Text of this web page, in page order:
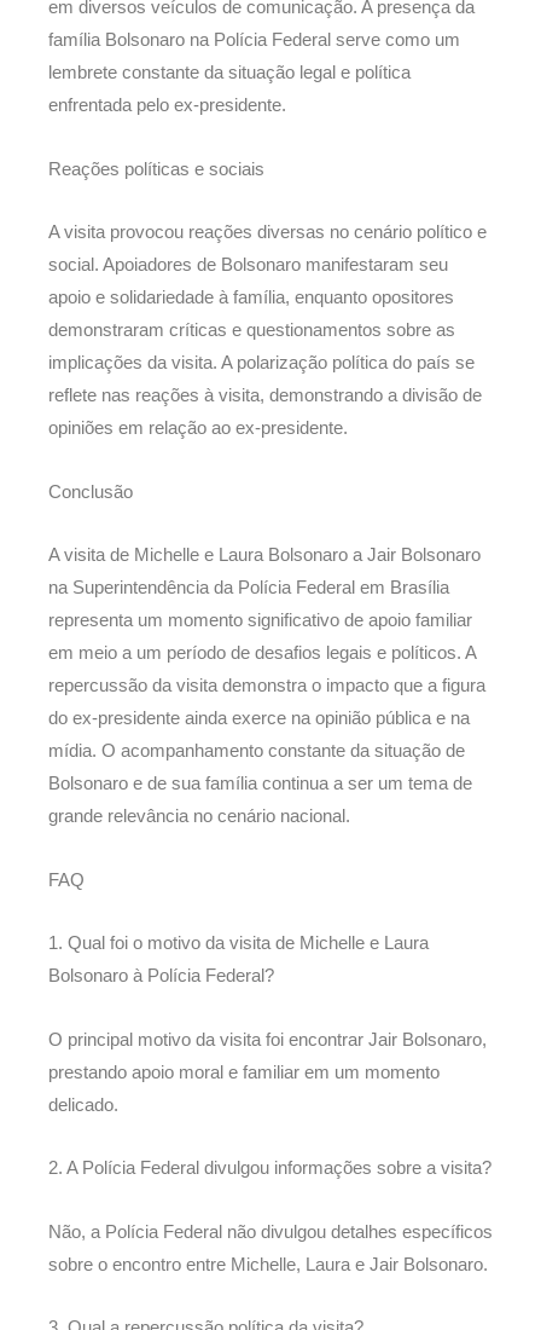
em diversos veículos de comunicação. A presença da
família Bolsonaro na Polícia Federal serve como um
lembrete constante da situação legal e política
enfrentada pelo ex-presidente.
Reações políticas e sociais
A visita provocou reações diversas no cenário político e
social. Apoiadores de Bolsonaro manifestaram seu
apoio e solidariedade à família, enquanto opositores
demonstraram críticas e questionamentos sobre as
implicações da visita. A polarização política do país se
reflete nas reações à visita, demonstrando a divisão de
opiniões em relação ao ex-presidente.
Conclusão
A visita de Michelle e Laura Bolsonaro a Jair Bolsonaro
na Superintendência da Polícia Federal em Brasília
representa um momento significativo de apoio familiar
em meio a um período de desafios legais e políticos. A
repercussão da visita demonstra o impacto que a figura
do ex-presidente ainda exerce na opinião pública e na
mídia. O acompanhamento constante da situação de
Bolsonaro e de sua família continua a ser um tema de
grande relevância no cenário nacional.
FAQ
1. Qual foi o motivo da visita de Michelle e Laura
Bolsonaro à Polícia Federal?
O principal motivo da visita foi encontrar Jair Bolsonaro,
prestando apoio moral e familiar em um momento
delicado.
2. A Polícia Federal divulgou informações sobre a visita?
Não, a Polícia Federal não divulgou detalhes específicos
sobre o encontro entre Michelle, Laura e Jair Bolsonaro.